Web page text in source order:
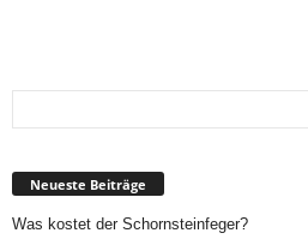
Neueste Beiträge
Was kostet der Schornsteinfeger?